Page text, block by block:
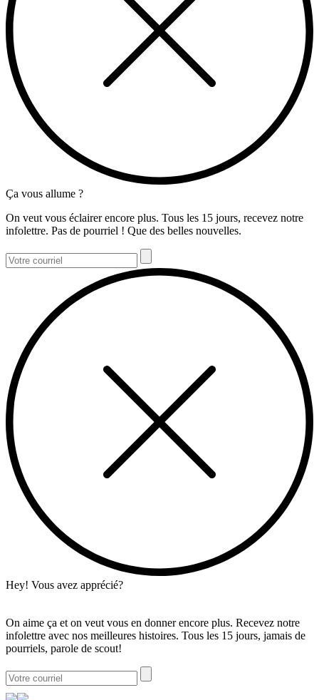
Ça vous allume ?
On veut vous éclairer encore plus. Tous les 15 jours, recevez notre
infolettre. Pas de pourriel ! Que des belles nouvelles.
Hey! Vous avez apprécié?
On aime ça et on veut vous en donner encore plus. Recevez notre
infolettre avec nos meilleures histoires. Tous les 15 jours, jamais de
pourriels, parole de scout!